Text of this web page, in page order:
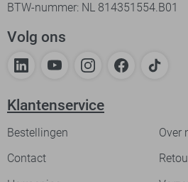
BTW-nummer: NL 814351554.B01
Volg ons
Klantenservice
Bestellingen
Over
Contact